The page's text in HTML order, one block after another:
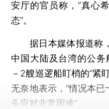
安厅的官员称，“真心
态”。
据日本媒体报道称，
中国大陆及台湾的公务
－2艘巡逻船盯梢的“紧
无奈地表示，“情况本
头应对非常困难”。